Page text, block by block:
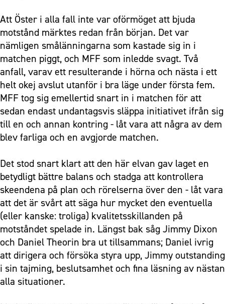
Att Öster i alla fall inte var oförmöget att bjuda
motstånd märktes redan från början. Det var
nämligen smålänningarna som kastade sig in i
matchen piggt, och MFF som inledde svagt. Två
anfall, varav ett resulterande i hörna och nästa i ett
helt okej avslut utanför i bra läge under första fem.
MFF tog sig emellertid snart in i matchen för att
sedan endast undantagsvis släppa initiativet ifrån sig
till en och annan kontring - låt vara att några av dem
blev farliga och en avgjorde matchen.
Det stod snart klart att den här elvan gav laget en
betydligt bättre balans och stadga att kontrollera
skeendena på plan och rörelserna över den - låt vara
att det är svårt att säga hur mycket den eventuella
(eller kanske: troliga) kvalitetsskillanden på
motståndet spelade in. Längst bak såg Jimmy Dixon
och Daniel Theorin bra ut tillsammans; Daniel ivrig
att dirigera och försöka styra upp, Jimmy outstanding
i sin tajming, beslutsamhet och fina läsning av nästan
alla situationer.